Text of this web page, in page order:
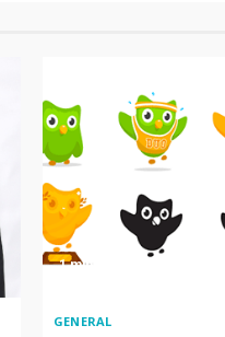
1 min read
GENERAL